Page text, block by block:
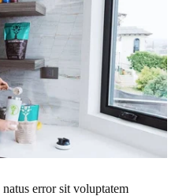
error sit voluptatem